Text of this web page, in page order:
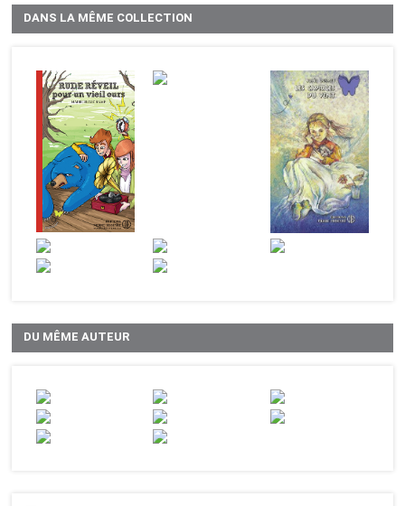
DANS LA MÊME COLLECTION
DU MÊME AUTEUR